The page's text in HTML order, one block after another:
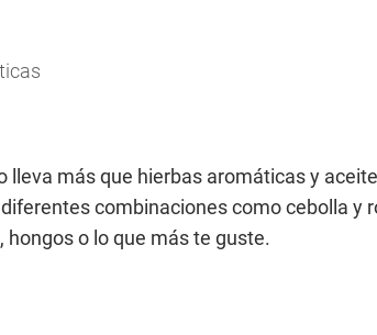
lleva más que hierbas aromáticas y
combinaciones como cebolla y
hongos o lo que más te guste.